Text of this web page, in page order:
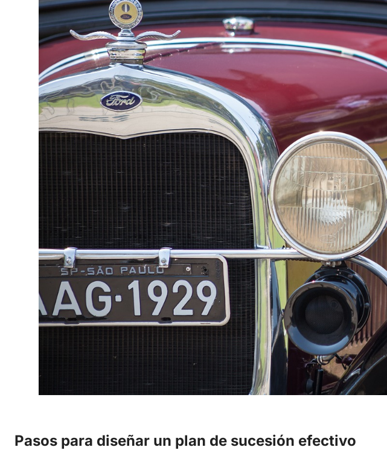
Pasos para diseñar un plan de sucesión efectivo